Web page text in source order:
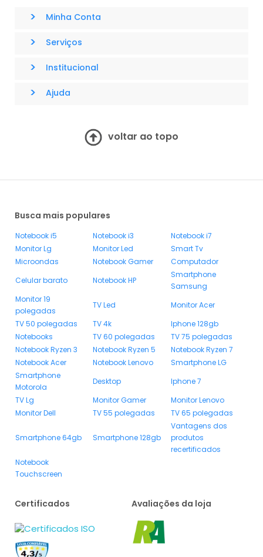
> Minha Conta
> Serviços
> Institucional
> Ajuda
voltar ao topo
Busca mais populares
Notebook i5 Notebook i3
Notebook i7
Monitor Lg
Monitor Led
Smart Tv
Microondas
Notebook Gamer
Computador
Celular barato
Notebook HP
Smartphone
Samsung
Monitor 19
polegadas
TV Led
Monitor Acer
TV 50 polegadas
TV 4k
Iphone 128gb
Notebooks
TV 60 polegadas
TV 75 polegadas
Notebook Ryzen 3
Notebook Ryzen 5
Notebook Ryzen 7
Notebook Acer
Notebook Lenovo
Smartphone LG
Smartphone
Motorola
Desktop
Iphone 7
TV Lg
Monitor Gamer
Monitor Lenovo
Monitor Dell
TV 55 polegadas TV 65 polegadas
Smartphone 64gb Smartphone 128gb
Vantagens dos
produtos
recertificados
Notebook
Touchscreen
Certificados Avaliações da loja